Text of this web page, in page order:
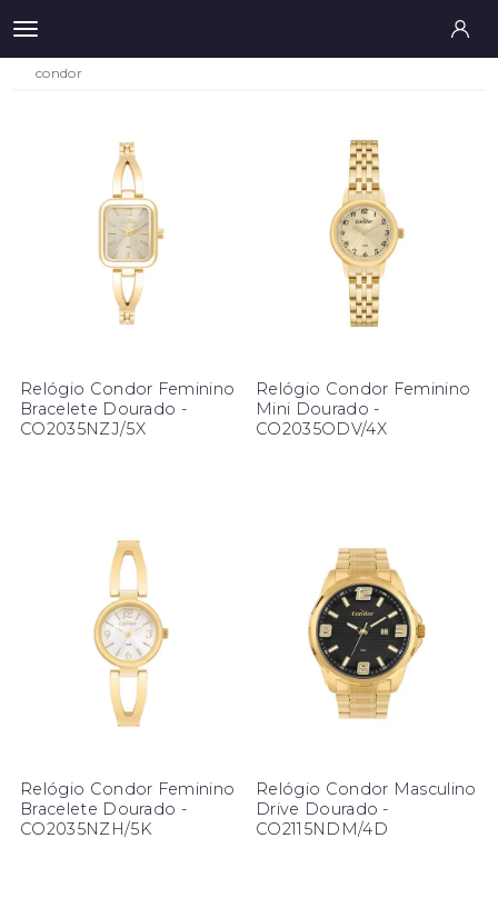
condor
Relógio Condor Feminino
Bracelete Dourado -
CO2035NZJ/5X
Relógio Condor Feminino
Mini Dourado -
CO2035ODV/4X
Relógio Condor Feminino
Bracelete Dourado -
CO2035NZH/5K
Relógio Condor Masculino
Drive Dourado -
CO2115NDM/4D